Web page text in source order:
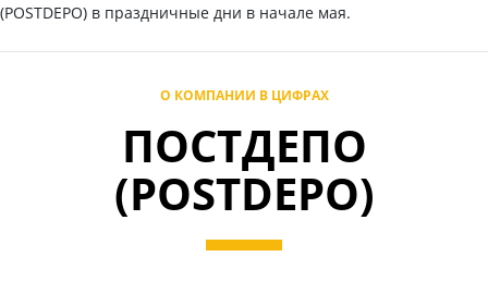
(POSTDEPO) в праздничные дни в начале мая.
О КОМПАНИИ В ЦИФРАХ
ПОСТДЕПО
(POSTDEPO)